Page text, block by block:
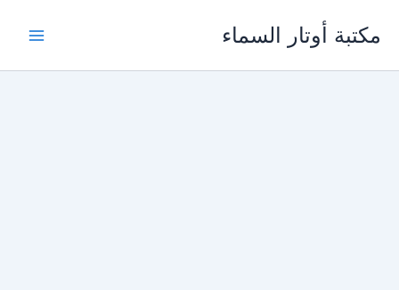
مكتبة أوتار السماء